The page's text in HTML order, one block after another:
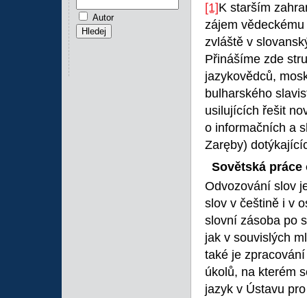
[1]K starším
zájem
zvláště v
Přinášíme zde
jazykovědců,
bulharského
usilujících řešit
o informačních a
Zaręby)
Sovětská
Odvozování slov
slov v češtině i v
slovní zásoba po
jak v souvislých
také je
úkolů, na kterém
jazyk v Ústavu
Autor